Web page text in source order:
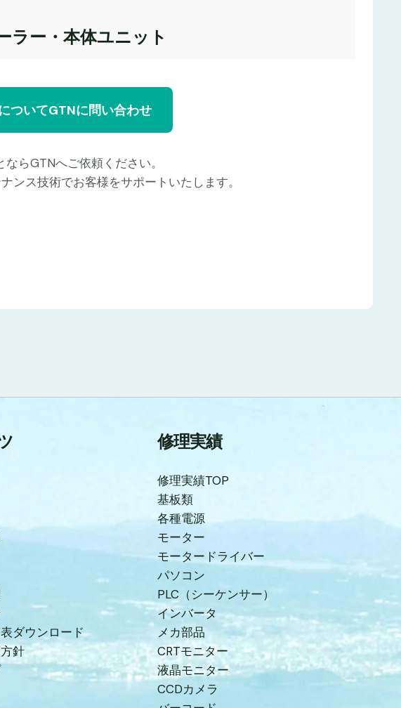
ラー・本体ユニット
ついてGTNに問い合わせ
らGTNへご依頼ください。
ンス技術でお客様をサポートいたします。
ダウンロード
針
修理実績
修理実績TOP
基板類
各種電源
モーター
モータードライバー
パソコン
PLC（シーケンサー）
インバータ
メカ部品
CRTモニター
液晶モニター
CCDカメラ